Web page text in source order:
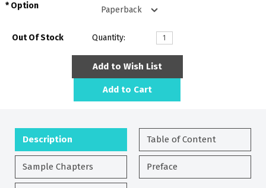
Option
Out Of Stock Quantity:
Add to Wish List
Add to Cart
Description Table of Content
Sample Chapters Preface